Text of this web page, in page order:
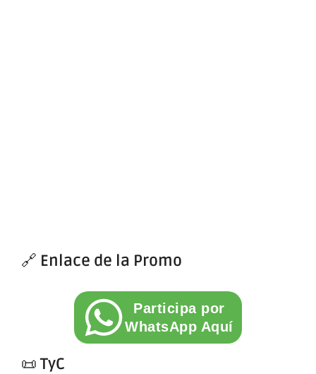
🔗 Enlace de la Promo
Participa por
WhatsApp Aquí
📜TyC